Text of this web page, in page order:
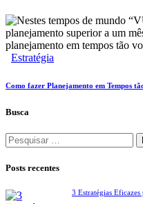
Estratégia
Como fazer Planejamento em Tempos
Busca
Pesquisar
por:
Posts recentes
3 Estratégias